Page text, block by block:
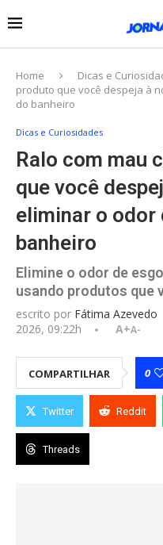
Home Dicas e
produto que você despeja à
do banheiro
Dicas e Curiosidades
Ralo com mau
que você
eliminar o odor
banheiro
Elimine o odor de
usando produtos que
escrito por Fátima Azevedo
2026, 09:22h
A+A-
COMPARTILHAR 0
Twitter Reddit
Threads